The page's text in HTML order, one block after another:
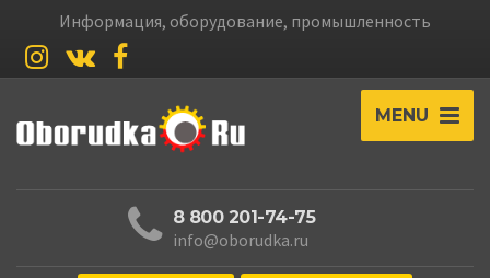
Информация, оборудование, промышленность
MENU
8 800 201-74-75
info@oborudka.ru